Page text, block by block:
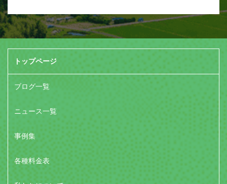
トップページ
ブログ一覧
ニュース一覧
事例集
各種料金表